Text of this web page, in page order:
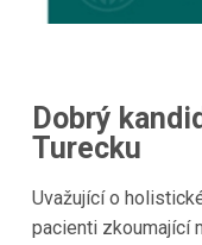
Dobrý
Turecku
Uvažující o
pacienti zkoumající